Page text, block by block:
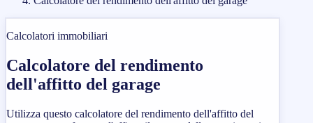
Calcolatori immobiliari
Calcolatore del rendimento
dell'affitto del garage
Utilizza questo calcolatore del rendimento dell'affitto del